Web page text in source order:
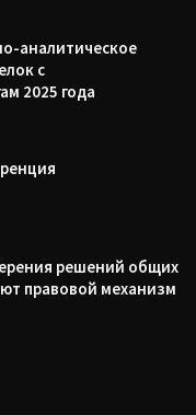
аналитическое
с
2025 года
решений общих
правовой механизм